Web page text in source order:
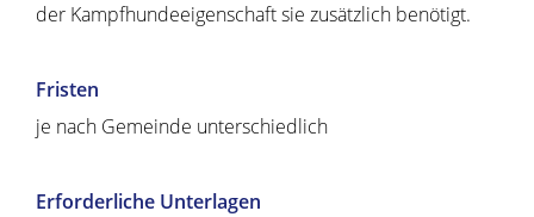
der Kampfhundeeigenschaft sie zusätzlich benötigt.
Fristen
je nach Gemeinde unterschiedlich
Erforderliche Unterlagen